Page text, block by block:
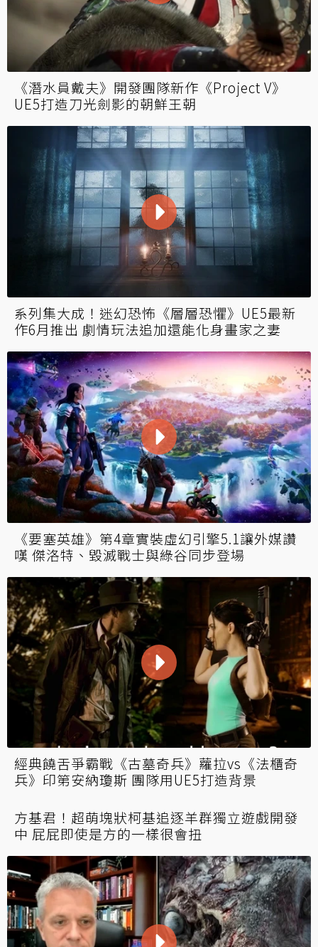
《潛水員戴夫》開發團隊新作《Project V》
UE5打造刀光劍影的朝鮮王朝
系列集大成！迷幻恐怖《層層恐懼》UE5最新
作6月推出 劇情玩法追加還能化身畫家之妻
《要塞英雄》第4章實裝虛幻引擎5.1讓外媒讚
嘆 傑洛特、毀滅戰士與綠谷同步登場
經典饒舌爭霸戰《古墓奇兵》蘿拉vs《法櫃奇
兵》印第安納瓊斯 團隊用UE5打造背景